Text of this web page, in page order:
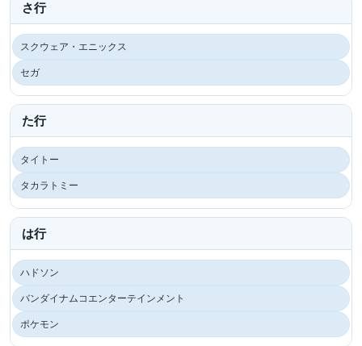
さ行
スクウェア・エニックス
セガ
た行
タイトー
タカラトミー
は行
ハドソン
バンダイナムコエンターテインメント
ポケモン